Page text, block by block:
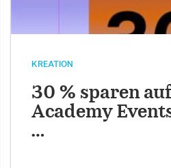
KREATION
30 % sparen
Academy
…